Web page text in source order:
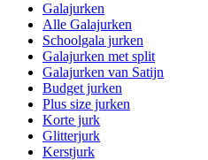
Galajurken
Alle Galajurken
Schoolgala jurken
Galajurken met split
Galajurken van Satijn
Budget jurken
Plus size jurken
Korte jurk
Glitterjurk
Kerstjurk